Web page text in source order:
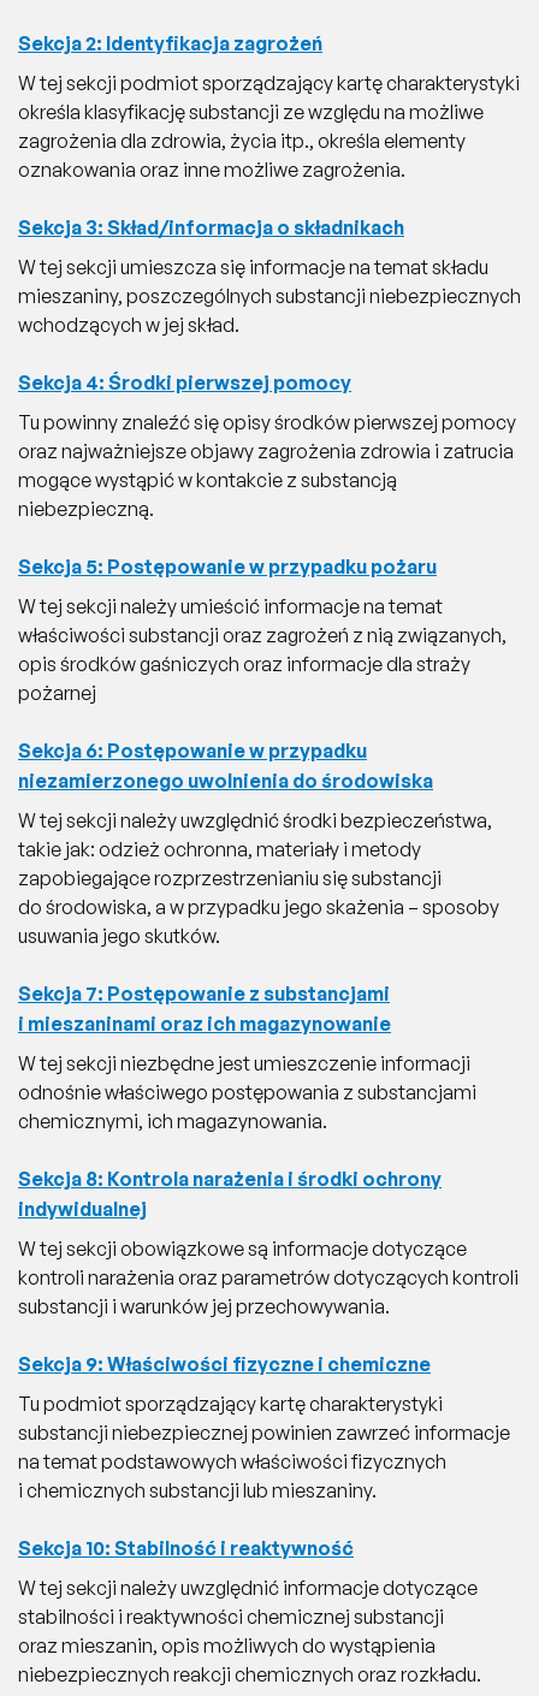
Sekcja 2: Identyfikacja zagrożeń
W tej sekcji podmiot sporządzający kartę charakterystyki
określa klasyfikację substancji ze względu na możliwe
zagrożenia dla zdrowia, życia itp., określa elementy
oznakowania oraz inne możliwe zagrożenia.
Sekcja 3: Skład/informacja o składnikach
W tej sekcji umieszcza się informacje na temat składu
mieszaniny, poszczególnych substancji niebezpiecznych
wchodzących w jej skład.
Sekcja 4: Środki pierwszej pomocy
Tu powinny znaleźć się opisy środków pierwszej pomocy
oraz najważniejsze objawy zagrożenia zdrowia i zatrucia
mogące wystąpić w kontakcie z substancją
niebezpieczną.
Sekcja 5: Postępowanie w przypadku pożaru
W tej sekcji należy umieścić informacje na temat
właściwości substancji oraz zagrożeń z nią związanych,
opis środków gaśniczych oraz informacje dla straży
pożarnej
Sekcja 6: Postępowanie w przypadku
niezamierzonego uwolnienia do środowiska
W tej sekcji należy uwzględnić środki bezpieczeństwa,
takie jak: odzież ochronna, materiały i metody
zapobiegające rozprzestrzenianiu się substancji
do środowiska, a w przypadku jego skażenia – sposoby
usuwania jego skutków.
Sekcja 7: Postępowanie z substancjami
i mieszaninami oraz ich magazynowanie
W tej sekcji niezbędne jest umieszczenie informacji
odnośnie właściwego postępowania z substancjami
chemicznymi, ich magazynowania.
Sekcja 8: Kontrola narażenia i środki ochrony
indywidualnej
W tej sekcji obowiązkowe są informacje dotyczące
kontroli narażenia oraz parametrów dotyczących kontroli
substancji i warunków jej przechowywania.
Sekcja 9: Właściwości fizyczne i chemiczne
Tu podmiot sporządzający kartę charakterystyki
substancji niebezpiecznej powinien zawrzeć informacje
na temat podstawowych właściwości fizycznych
i chemicznych substancji lub mieszaniny.
Sekcja 10: Stabilność i reaktywność
W tej sekcji należy uwzględnić informacje dotyczące
stabilności i reaktywności chemicznej substancji
oraz mieszanin, opis możliwych do wystąpienia
niebezpiecznych reakcji chemicznych oraz rozkładu.